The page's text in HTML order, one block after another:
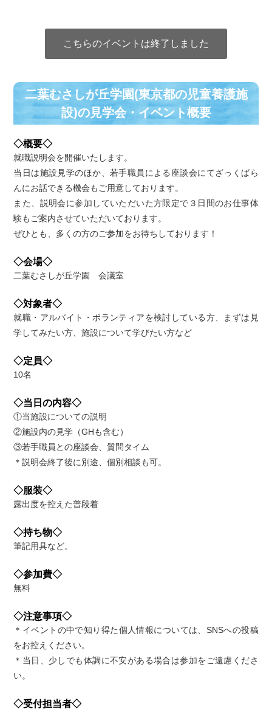
こちらのイベントは終了しました
二葉むさしが丘学園(東京都の児童養護施
設)の⾒学会・イベント概要
◇概要◇
就職説明会を開催いたします。
当日は施設見学のほか、若手職員による座談会にてざっくばら
んにお話できる機会もご用意しております。
また、説明会に参加していただいた方限定で３日間のお仕事体
験もご案内させていただいております。
ぜひとも、多くの方のご参加をお待ちしております！
◇会場◇
二葉むさしが丘学園 会議室
◇対象者◇
就職・アルバイト・ボランティアを検討している方、まずは見
学してみたい方、施設について学びたい方など
◇定員◇
10名
◇当日の内容◇
①当施設についての説明
②施設内の見学（GHも含む）
③若手職員との座談会、質問タイム
＊説明会終了後に別途、個別相談も可。
◇服装◇
露出度を控えた普段着
◇持ち物◇
筆記用具など。
◇参加費◇
無料
◇注意事項◇
＊イベントの中で知り得た個人情報については、SNSへの投稿
をお控えください。
＊当日、少しでも体調に不安がある場合は参加をご遠慮くださ
い。
◇受付担当者◇